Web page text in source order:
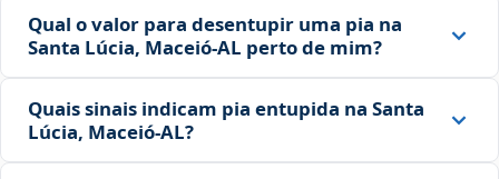
Qual o valor para desentupir uma pia na
Santa Lúcia, Maceió‑AL perto de mim?
Quais sinais indicam pia entupida na Santa
Lúcia, Maceió‑AL?